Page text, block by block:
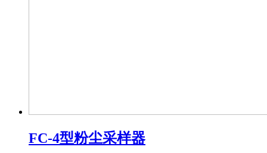
FC-4型粉尘采样器